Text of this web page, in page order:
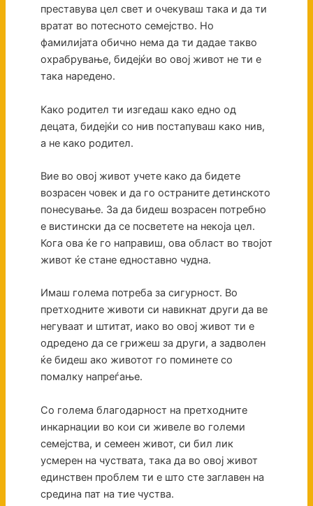
преставува цел свет и очекуваш така и да ти
вратат во потесното семејство. Но
фамилијата обично нема да ти дадае такво
охрабрување, бидејќи во овој живот не ти е
така наредено.
Како родител ти изгедаш како едно од
децата, бидејќи со нив постапуваш како нив,
а не како родител.
Вие во овој живот учете како да бидете
возрасен човек и да го остраните детинското
понесување. За да бидеш возрасен потребно
е вистински да се посветете на некоја цел.
Кога ова ќе го направиш, ова област во твојот
живот ќе стане едноставно чудна.
Имаш голема потреба за сигурност. Во
претходните животи си навикнат други да ве
негуваат и штитат, иако во овој живот ти е
одредено да се грижеш за други, а задволен
ќе бидеш ако животот го поминете со
помалку напреѓање.
Со голема благодарност на претходните
инкарнации во кои си живеле во големи
семејства, и семеен живот, си бил лик
усмерен на чуствата, така да во овој живот
единствен проблем ти е што сте заглавен на
средина пат на тие чуства.